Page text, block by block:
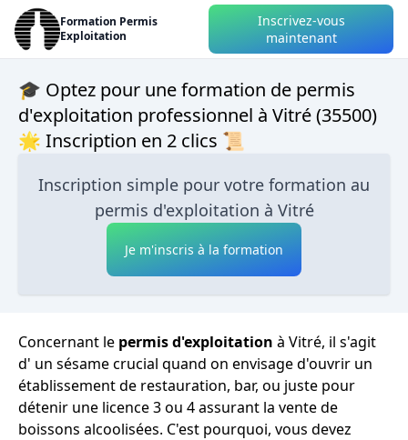
Formation Permis
Exploitation
Inscrivez-vous
maintenant
🎓 Optez pour une formation de permis
d'exploitation professionnel à Vitré (35500)
🌟 Inscription en 2 clics 📜
Inscription simple pour votre formation au
permis d'exploitation à Vitré
Je m'inscris à la formation
Concernant le permis d'exploitation à Vitré, il s'agit
d' un sésame crucial quand on envisage d'ouvrir un
établissement de restauration, bar, ou juste pour
détenir une licence 3 ou 4 assurant la vente de
boissons alcoolisées. C'est pourquoi, vous devez